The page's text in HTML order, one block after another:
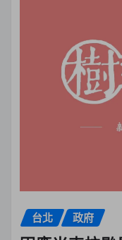
台北 政府